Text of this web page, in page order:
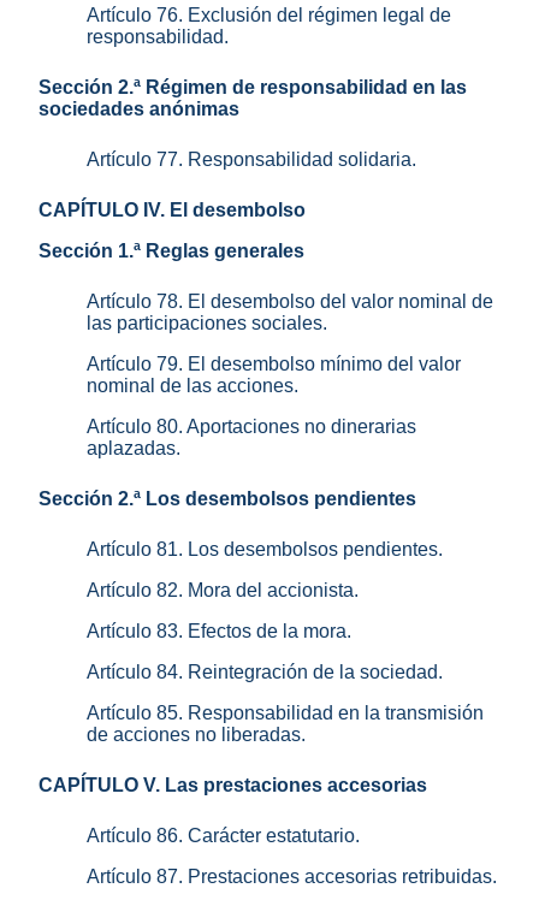
Artículo 76. Exclusión del régimen legal de
responsabilidad.
Sección 2.ª Régimen de responsabilidad en las
sociedades anónimas
Artículo 77. Responsabilidad solidaria.
CAPÍTULO IV. El desembolso
Sección 1.ª Reglas generales
Artículo 78. El desembolso del valor nominal de
las participaciones sociales.
Artículo 79. El desembolso mínimo del valor
nominal de las acciones.
Artículo 80. Aportaciones no dinerarias
aplazadas.
Sección 2.ª Los desembolsos pendientes
Artículo 81. Los desembolsos pendientes.
Artículo 82. Mora del accionista.
Artículo 83. Efectos de la mora.
Artículo 84. Reintegración de la sociedad.
Artículo 85. Responsabilidad en la transmisión
de acciones no liberadas.
CAPÍTULO V. Las prestaciones accesorias
Artículo 86. Carácter estatutario.
Artículo 87. Prestaciones accesorias retribuidas.